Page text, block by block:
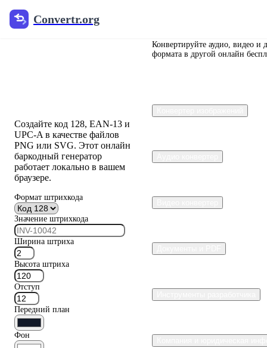
Convertr.org
Бесплатный
Создайте код 128, EAN-13 и
UPC-A в качестве файлов
PNG или SVG. Этот онлайн
баркодный генератор
работает локально в вашем
браузере.
Формат штрихкода
Значение штрихкода
Ширина штриха
Высота штриха
Отступ
Передний план
Фон
Конвертируйте аудио, видео и
формата в другой онлайн